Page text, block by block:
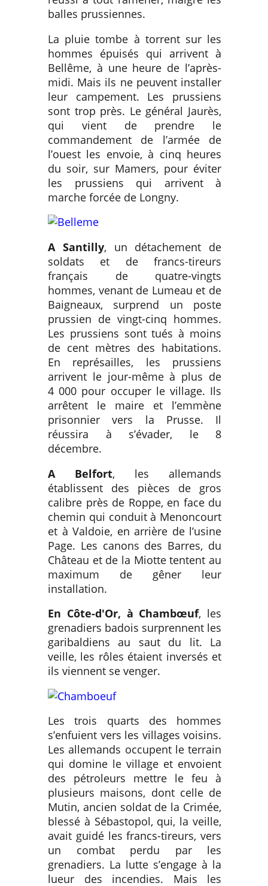
balles prussiennes.
La pluie tombe à torrent sur les
hommes épuisés qui arrivent à
Bellême, à une heure de l’après-
midi. Mais ils ne peuvent installer
leur campement. Les prussiens
sont trop près. Le général Jaurès,
qui vient de prendre le
commandement de l’armée de
l’ouest les envoie, à cinq heures
du soir, sur Mamers, pour éviter
les prussiens qui arrivent à
marche forcée de Longny.
A Santilly, un détachement de
soldats et de francs-tireurs
français de quatre-vingts
hommes, venant de Lumeau et de
Baigneaux, surprend un poste
prussien de vingt-cinq hommes.
Les prussiens sont tués à moins
de cent mètres des habitations.
En représailles, les prussiens
arrivent le jour-même à plus de
4 000 pour occuper le village. Ils
arrêtent le maire et l’emmène
prisonnier vers la Prusse. Il
réussira à s’évader, le 8
décembre.
A Belfort, les allemands
établissent des pièces de gros
calibre près de Roppe, en face du
chemin qui conduit à Menoncourt
et à Valdoie, en arrière de l’usine
Page. Les canons des Barres, du
Château et de la Miotte tentent au
maximum de gêner leur
installation.
En Côte-d'Or, à Chambœuf, les
grenadiers badois surprennent les
garibaldiens au saut du lit. La
veille, les rôles étaient inversés et
ils viennent se venger.
Les trois quarts des hommes
s’enfuient vers les villages voisins.
Les allemands occupent le terrain
qui domine le village et envoient
des pétroleurs mettre le feu à
plusieurs maisons, dont celle de
Mutin, ancien soldat de la Crimée,
blessé à Sébastopol, qui, la veille,
avait guidé les francs-tireurs, vers
un combat perdu par les
grenadiers. La lutte s’engage à la
lueur des incendies. Mais les